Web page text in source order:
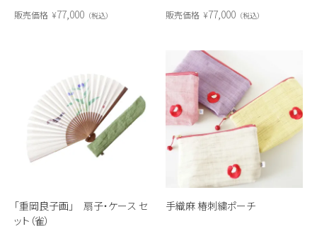
販売価格 ¥77,000 税込 販売価格 ¥77,000 税込
「重岡良子画」 扇子・ケース セ
ット（雀）
手織麻 椿刺繍ポーチ